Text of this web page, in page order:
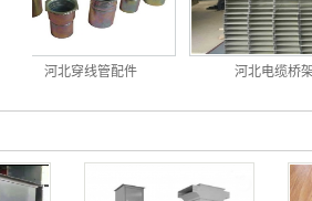
河北穿线管配件 河北电缆桥架